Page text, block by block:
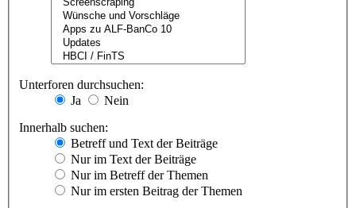
Unterforen durchsuchen:
Ja
Nein
Innerhalb suchen:
Betreff und Text der Beiträge
Nur im Text der Beiträge
Nur im Betreff der Themen
Nur im ersten Beitrag der Themen